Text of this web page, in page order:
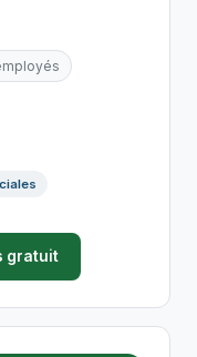
gratuit